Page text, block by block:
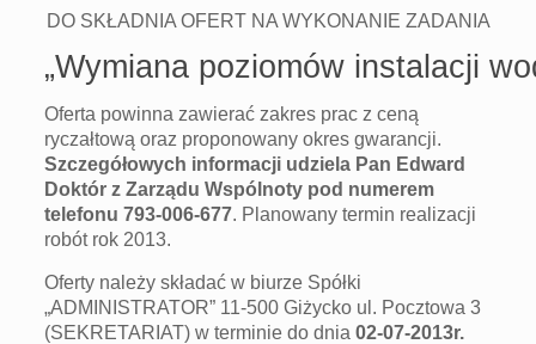
DO SKŁADNIA OFERT NA WYKONANIE ZADANIA
„Wymiana poziomów instalacji
Oferta powinna zawierać zakres prac z ceną
ryczałtową oraz proponowany okres gwarancji.
Szczegółowych informacji udziela Pan Edward
Doktór z Zarządu Wspólnoty pod numerem
telefonu 793-006-677. Planowany termin realizacji
robót rok 2013.
Oferty należy składać w biurze Spółki
„ADMINISTRATOR” 11-500 Giżycko ul. Pocztowa 3
(SEKRETARIAT) w terminie do dnia02-07-2013r.